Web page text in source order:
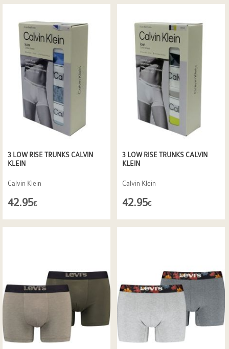
3 LOW RISE TRUNKS CALVIN
KLEIN
Calvin Klein
42.95€
3 LOW RISE TRUNKS CALVIN
KLEIN
Calvin Klein
42.95€